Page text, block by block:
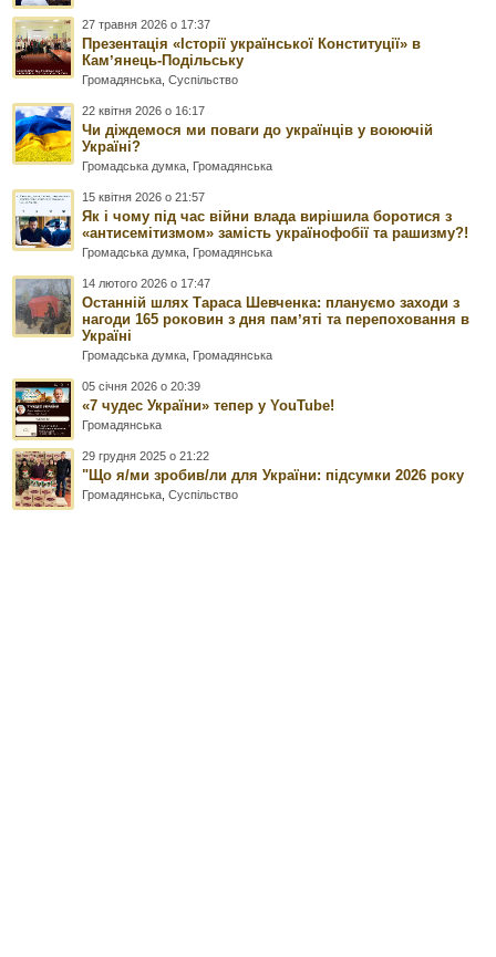
27 травня 2026 о 17:37
Презентація «Історії української Конституції» в
Камʼянець-Подільську
Громадянська ,Суспільство
22 квітня 2026 о 16:17
Чи діждемося ми поваги до українців у воюючій
Україні?
Громадська думка Громадянська
15 квітня 2026 о 21:57
Як і чому під час війни влада вирішила боротися з
«антисемітизмом» замість українофобії та рашизму?!
Громадська думка Громадянська
14 лютого 2026 о 17:47
Останній шлях Тараса Шевченка: плануємо заходи з
нагоди 165 роковин з дня памʼяті та перепоховання в
Україні
Громадська думка Громадянська
05 січня 2026 о 20:39
«7 чудес України» тепер у YouTube!
Громадянська
29 грудня 2025 о 21:22
"Що я/ми зробив/ли для України: підсумки 2026 року
Громадянська ,Суспільство